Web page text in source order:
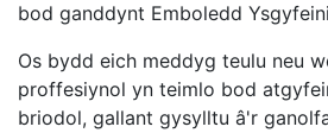
bod ganddynt Emboledd
Os bydd eich meddyg teulu neu
proffesiynol yn teimlo bod
briodol, gallant gysylltu â'r